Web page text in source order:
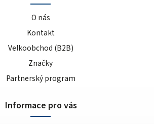
O nás
Kontakt
Velkoobchod (B2B)
Značky
Partnerský program
Informace pro vás